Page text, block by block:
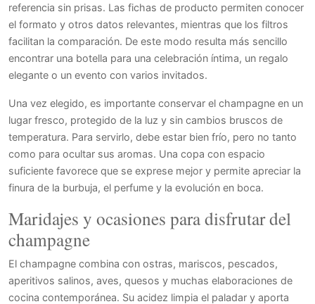
referencia sin prisas. Las fichas de producto permiten conocer
el formato y otros datos relevantes, mientras que los filtros
facilitan la comparación. De este modo resulta más sencillo
encontrar una botella para una celebración íntima, un regalo
elegante o un evento con varios invitados.
Una vez elegido, es importante conservar el champagne en un
lugar fresco, protegido de la luz y sin cambios bruscos de
temperatura. Para servirlo, debe estar bien frío, pero no tanto
como para ocultar sus aromas. Una copa con espacio
suficiente favorece que se exprese mejor y permite apreciar la
finura de la burbuja, el perfume y la evolución en boca.
Maridajes y ocasiones para disfrutar del
champagne
El champagne combina con ostras, mariscos, pescados,
aperitivos salinos, aves, quesos y muchas elaboraciones de
cocina contemporánea. Su acidez limpia el paladar y aporta